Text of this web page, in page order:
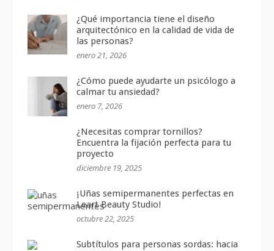
¿Qué importancia tiene el diseño
arquitectónico en la calidad de vida de
las personas?
enero 21, 2026
¿Cómo puede ayudarte un psicólogo a
calmar tu ansiedad?
enero 7, 2026
¿Necesitas comprar tornillos?
Encuentra la fijación perfecta para tu
proyecto
diciembre 19, 2025
¡Uñas semipermanentes perfectas en
Leart Beauty Studio!
octubre 22, 2025
Subtítulos para personas sordas: hacia